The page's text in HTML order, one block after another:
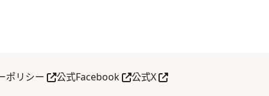
ポリシー 另開分頁
公式Facebook另開分頁
公式X另開分頁